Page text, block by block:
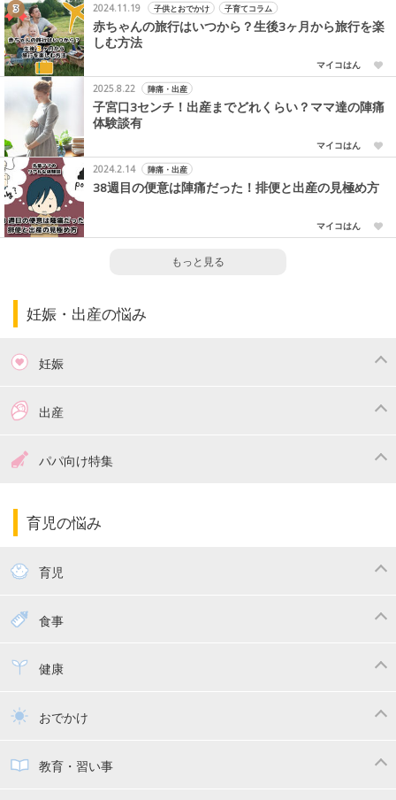
2024.11.19
子供とおでかけ 子育てコラム
赤ちゃんの旅行はいつから？生後3ヶ月から旅行を楽
しむ方法
マイコはん
2025.8.22
陣痛・出産
子宮口3センチ！出産までどれくらい？ママ達の陣痛
体験談有
マイコはん
2024.2.14
陣痛・出産
38週目の便意は陣痛だった！排便と出産の見極め方
マイコはん
もっと見る
妊娠・出産の悩み
妊娠
つわり
妊娠中の食事
出産
出産準備パパ向け特集
パパ向け特集
育児の悩み
育児
赤ちゃんのお世話
寝かしつけ
トイトレ
食事
離乳食健康
乳幼児健診・予防接種
おでかけ
子供とおでかけ
教育・習い事